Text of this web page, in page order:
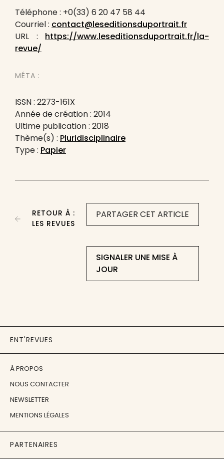
Téléphone : +0(33) 6 20 47 58 44
Courriel : contact@leseditionsduportrait.fr
URL : https://www.leseditionsduportrait.fr/la-
revue/
MÉTA :
ISSN : 2273-161X
Année de création : 2014
Ultime publication : 2018
Thème(s) : Pluridisciplinaire
Type : Papier
PARTAGER CET ARTICLE
SIGNALER UNE MISE À
JOUR
RETOUR À :
LES REVUES
ENT'REVUES
À PROPOS
NOUS CONTACTER
NEWSLETTER
MENTIONS LÉGALES
PARTENAIRES